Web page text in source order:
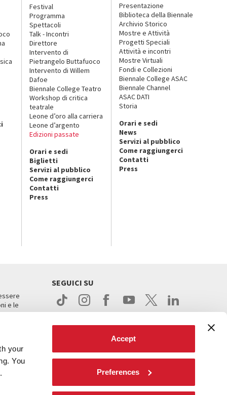
your
You
Accept
Preferences
Festival
Programma
Spettacoli
Talk - Incontri
Direttore
Intervento di
Pietrangelo Buttafuoco
Intervento di Willem
Dafoe
Biennale College Teatro
Workshop di critica
teatrale
Leone d’oro alla carriera
Leone d’argento
Edizioni passate
Orari e sedi
Biglietti
Servizi al pubblico
Come raggiungerci
Contatti
Press
Presentazione
Biblioteca della Biennale
Archivio Storico
Mostre e Attività
Progetti Speciali
Attività e incontri
Mostre Virtuali
Fondi e Collezioni
Biennale College ASAC
Biennale Channel
ASAC DATI
Storia
Orari e sedi
News
Servizi al pubblico
Come raggiungerci
Contatti
Press
e le
SEGUICI SU